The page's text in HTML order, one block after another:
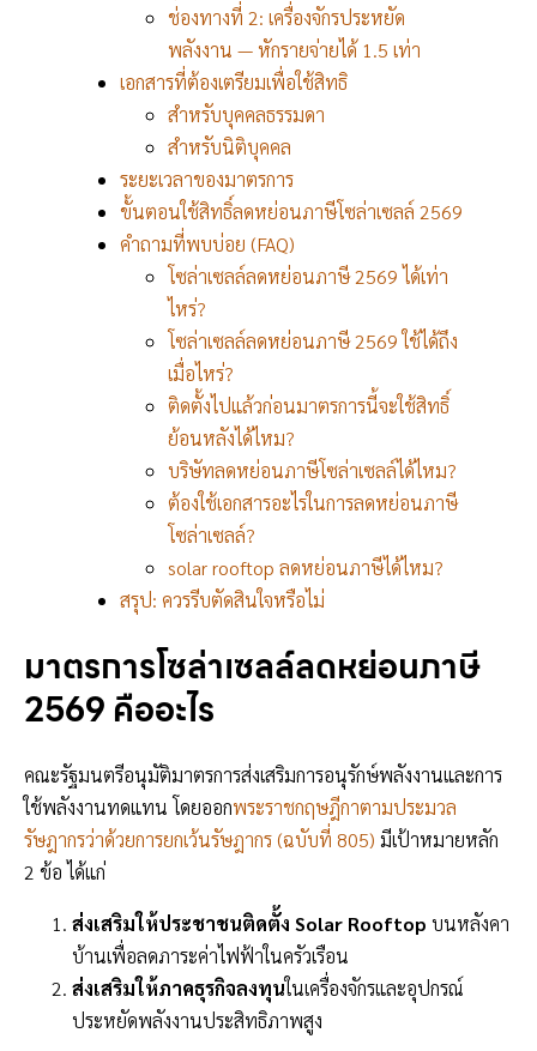
ช่องทางที่ 2: เครื่องจักรประหยัด
พลังงาน — หักรายจ่ายได้ 1.5 เท่า
เอกสารที่ต้องเตรียมเพื่อใช้สิทธิ
สำหรับบุคคลธรรมดา
สำหรับนิติบุคคล
ระยะเวลาของมาตรการ
ขั้นตอนใช้สิทธิ์ลดหย่อนภาษีโซล่าเซลล์ 2569
คำถามที่พบบ่อย (FAQ)
โซล่าเซลล์ลดหย่อนภาษี 2569 ได้เท่า
ไหร่?
โซล่าเซลล์ลดหย่อนภาษี 2569 ใช้ได้ถึง
เมื่อไหร่?
ติดตั้งไปแล้วก่อนมาตรการนี้จะใช้สิทธิ์
ย้อนหลังได้ไหม?
บริษัทลดหย่อนภาษีโซล่าเซลล์ได้ไหม?
ต้องใช้เอกสารอะไรในการลดหย่อนภาษี
โซล่าเซลล์?
solar rooftop ลดหย่อนภาษีได้ไหม?
สรุป: ควรรีบตัดสินใจหรือไม่
มาตรการโซล่าเซลล์ลดหย่อนภาษี
2569 คืออะไร
คณะรัฐมนตรีอนุมัติมาตรการส่งเสริมการอนุรักษ์พลังงานและการ
ใช้พลังงานทดแทน โดยออกพระราชกฤษฎีกาตามประมวล
รัษฎากรว่าด้วยการยกเว้นรัษฎากร (ฉบับที่ 805) มีเป้าหมายหลัก
2 ข้อ ได้แก่
ส่งเสริมให้ประชาชนติดตั้ง Solar Rooftop บนหลังคา
บ้านเพื่อลดภาระค่าไฟฟ้าในครัวเรือน
ส่งเสริมให้ภาคธุรกิจลงทุนในเครื่องจักรและอุปกรณ์
ประหยัดพลังงานประสิทธิภาพสูง